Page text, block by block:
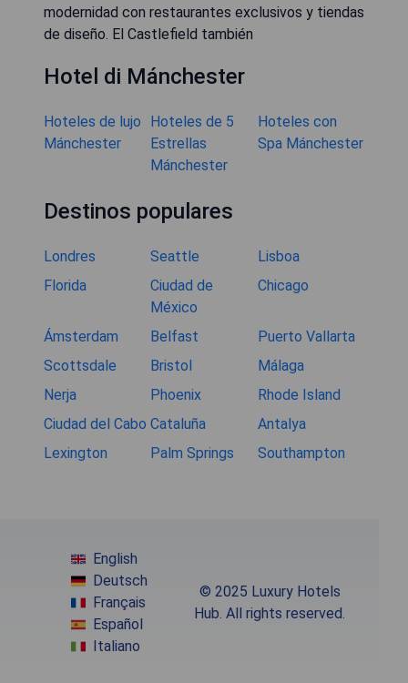
modernidad con restaurantes exclusivos y tiendas
de diseño. El Castlefield también
Hotel di Mánchester
Hoteles de lujo
Mánchester
Hoteles de 5
Estrellas
Mánchester
Hoteles con
Spa Mánchester
Destinos populares
Londres Seattle
Lisboa
Florida
Ciudad de
México
Chicago
Ámsterdam Belfast
Puerto Vallarta
Scottsdale
Bristol
Málaga
Nerja
Phoenix
Rhode Island
Ciudad del Cabo Cataluña
Antalya
Lexington
Palm Springs Southampton
English
Deutsch
Français
Español
Italiano
© 2025 Luxury Hotels
Hub. All rights reserved.